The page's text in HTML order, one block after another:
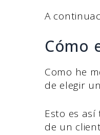
A
Cómo
Como he
de elegir
Esto es
de un